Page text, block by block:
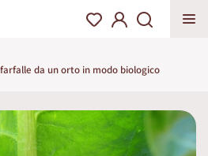
da un orto in modo biologico